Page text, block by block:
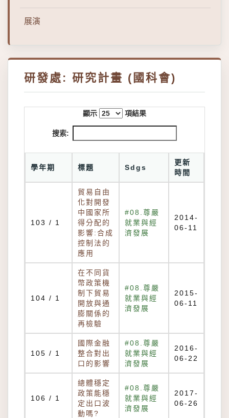
展演
研發處: 研究計畫 (國科會)
顯示 項結果
搜索:
學年期 標題 Sdgs
更新
時間
103 / 1
貿易自由
化對開發
中國家所
得分配的
影響:合成
控制法的
應用
#08.尊嚴
就業與經
濟發展
2014-
06-11
104 / 1
在不同貨
幣政策機
制下貿易
開放與通
膨關係的
再檢驗
#08.尊嚴
就業與經
濟發展
2015-
06-11
105 / 1
國際金融
整合對出
口的影響
#08.尊嚴
就業與經
濟發展
2016-
06-22
106 / 1
總體穩定
政策能穩
定出口波
動嗎?
#08.尊嚴
就業與經
濟發展
2017-
06-26